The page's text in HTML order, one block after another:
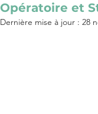
Opératoire et
Dernière mise à jour : 28